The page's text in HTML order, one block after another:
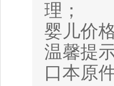
理；
婴儿价
温馨提
口本原件